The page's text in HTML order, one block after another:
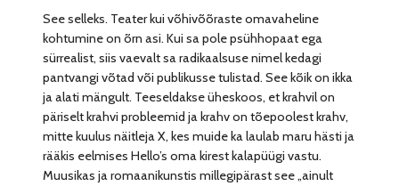
See selleks. Teater kui võhivõõraste omavaheline
kohtumine on õrn asi. Kui sa pole psühhopaat ega
sürrealist, siis vaevalt sa radikaalsuse nimel kedagi
pantvangi võtad või publikusse tulistad. See kõik on ikka
ja alati mängult. Teeseldakse üheskoos, et krahvil on
päriselt krahvi probleemid ja krahv on tõepoolest krahv,
mitte kuulus näitleja X, kes muide ka laulab maru hästi ja
rääkis eelmises Hello’s oma kirest kalapüügi vastu.
Muusikas ja romaanikunstis millegipärast see „ainult